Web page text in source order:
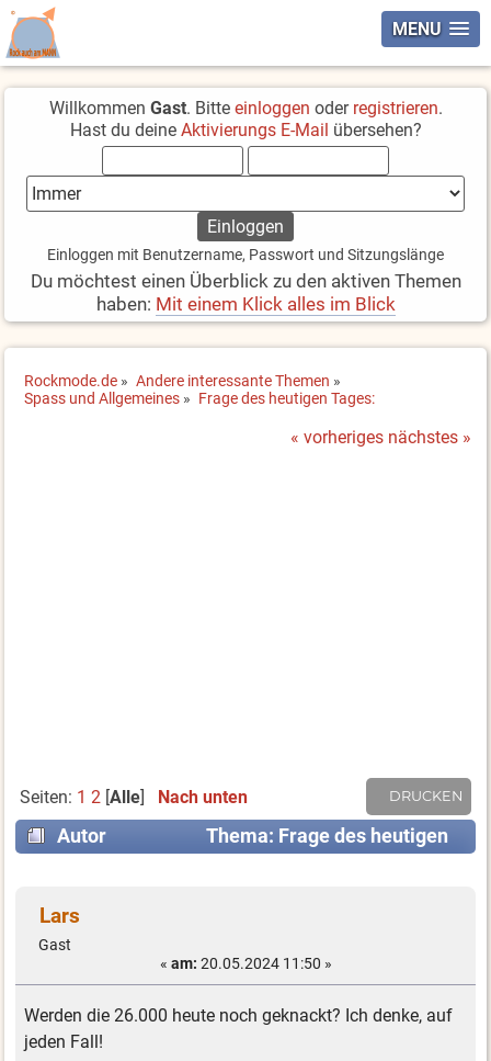
MENU
Willkommen Gast. Bitte einloggen oder registrieren.
Hast du deine Aktivierungs E-Mail übersehen?
Einloggen mit Benutzername, Passwort und Sitzungslänge
Du möchtest einen Überblick zu den aktiven Themen
haben: Mit einem Klick alles im Blick
Rockmode.de » Andere interessante Themen »
Spass und Allgemeines » Frage des heutigen Tages:
« vorheriges nächstes »
DRUCKEN
Seiten: 1 2[Alle] Nach unten
Autor
Thema: Frage des heutigen
Lars
Gast
« am: 20.05.2024 11:50 »
Werden die 26.000 heute noch geknackt? Ich denke, auf
jeden Fall!